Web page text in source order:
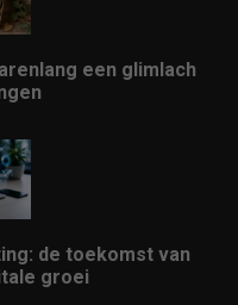
een glimlach
de toekomst van
groei